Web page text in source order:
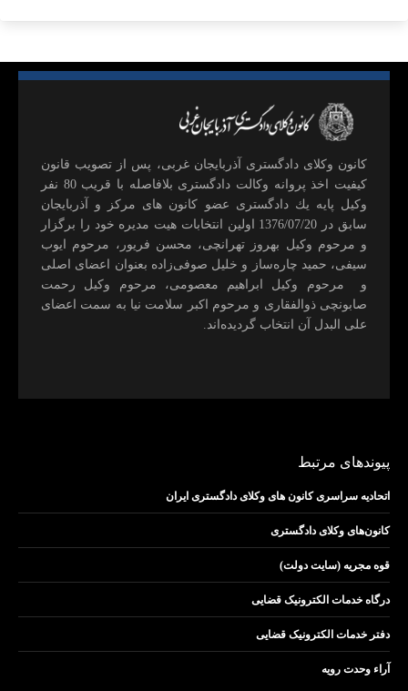
كانون وكلای دادگستری آذربايجان غربی، پس از تصويب قانون
كيفيت اخذ پروانه وكالت دادگستری بلافاصله با قريب 80 نفر
وكيل پايه يك دادگستری عضو كانون های مركز و آذربايجان
سابق در 1376/07/20 اولين انتخابات هيت مديره خود را برگزار
و مرحوم وکیل بهروز تهرانچی، محسن فريور، مرحوم ايوب
سيفی، حميد چاره‌ساز و خليل صوفی‌زاده بعنوان اعضای اصلی
و مرحوم وکیل ابراهيم معصومی، مرحوم وکیل رحمت
صابونچی ذوالفقاری و مرحوم اكبر سلامت نيا به سمت اعضای
علی البدل آن انتخاب گرديده‌اند.
پیوندهای مرتبط
اتحادیه سراسری کانون های وکلای دادگستری ایران
کانون‌های وکلای دادگستری
قوه مجریه (سایت دولت)
درگاه خدمات الکترونیک قضایی
دفتر خدمات الکترونیک قضایی
آراء وحدت رویه